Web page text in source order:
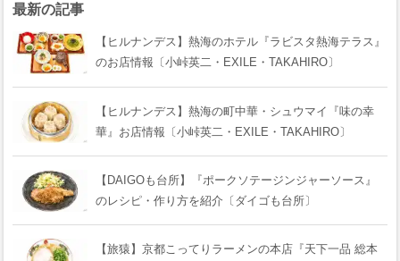
最新の記事
【ヒルナンデス】熱海のホテル『ラビスタ熱海テラス』
のお店情報〔小峠英二・EXILE・TAKAHIRO〕
【ヒルナンデス】熱海の町中華・シュウマイ『味の幸
華』お店情報〔小峠英二・EXILE・TAKAHIRO〕
【DAIGOも台所】『ポークソテージンジャーソース』
のレシピ・作り方を紹介〔ダイゴも台所〕
【旅猿】京都こってりラーメンの本店『天下一品 総本